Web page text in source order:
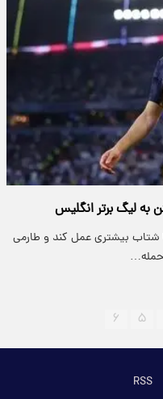
به لیگ برتر انگلیس
شتاب بیشتری عمل کند و طارمی
حمله…
۵ ۶
RSS